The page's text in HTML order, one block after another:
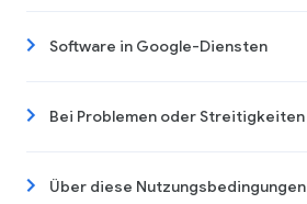
Software in Google-Diensten
Bei Problemen oder Streitigkeiten
Über diese Nutzungsbedingungen